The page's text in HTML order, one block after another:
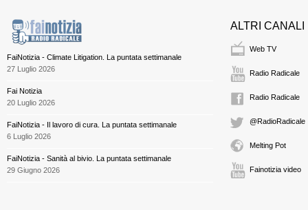
FaiNotizia - Climate Litigation. La puntata settimanale
27 Luglio 2026
Fai Notizia
20 Luglio 2026
FaiNotizia - Il lavoro di cura. La puntata settimanale
6 Luglio 2026
FaiNotizia - Sanità al bivio. La puntata settimanale
29 Giugno 2026
ALTRI CANALI
Web TV
Radio Radicale
Radio Radicale
@RadioRadicale
Melting Pot
Fainotizia video